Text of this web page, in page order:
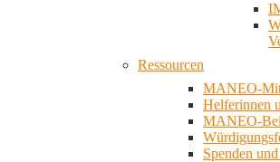
Ressourcen
MANEO-
Helferinnen
MANEO-
Spenden